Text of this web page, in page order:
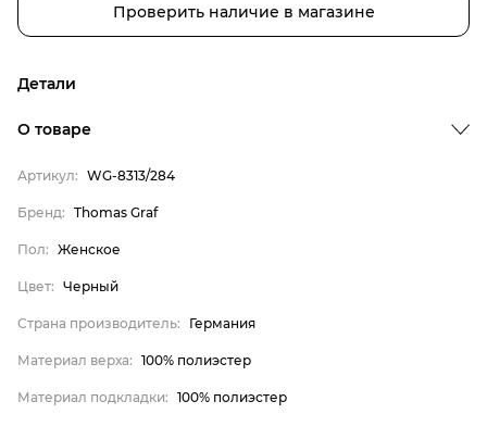
Проверить наличие в магазине
Детали
Бренд
О товаре
Артикул: WG-8313/284
Бренд: Thomas Graf
Пол: Женское
Цвет: Черный
Страна производитель: Германия
Материал верха: 100% полиэстер
Материал подкладки: 100% полиэстер